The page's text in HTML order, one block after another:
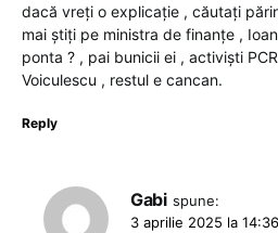
dacă vreți o explicație , căutați
mai știți pe ministra de finanțe ,
ponta ? , pai bunicii ei , activiști
Voiculescu , restul e cancan.
Reply
Gabi spune:
3 aprilie 2025 la 14:36